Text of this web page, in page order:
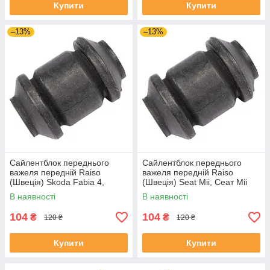
Купити Купити
–13%
Сайлентблок переднього
важеля передній Raiso
(Швеція) Skoda Fabia 4,
Шкода Фабія 4 21- #RL-
1J0182V UAJJVOC4
В наявності
104 ₴ 120 ₴
Купити
–13%
Сайлентблок переднього
важеля передній Raiso
(Швеція) Seat Mii, Сеат Міі
11-19 #RL-1J0182V
UAAVQUI4
В наявності
104 ₴ 120 ₴
Купити